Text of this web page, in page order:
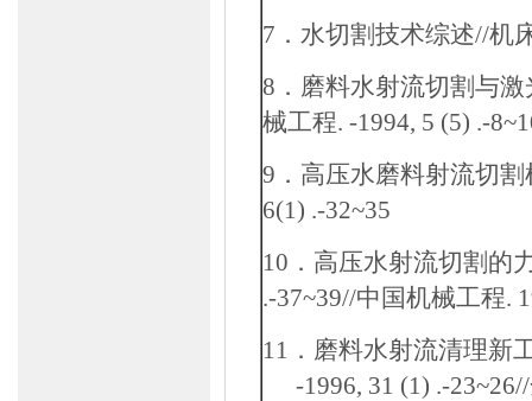
7 ．水切割技术综述//机
8 ．磨料水射流切割与
械工程. -1994, 5 (5) .-
9 ．高压水磨料射流切
6(1) .-32~35
10 ．高压水射流切割的
.-37~39//中国机械工程.
11 ．磨料水射流清理新
-1996, 31 (1) .-23~26//